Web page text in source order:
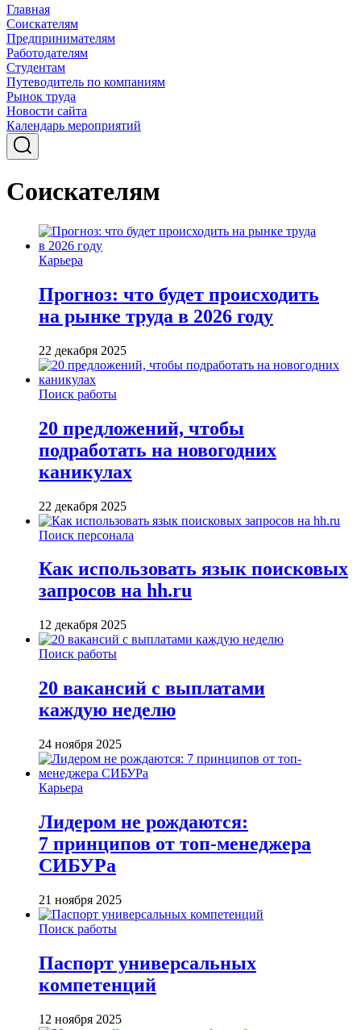
Главная
Соискателям
Предпринимателям
Работодателям
Студентам
Путеводитель по компаниям
Рынок труда
Новости сайта
Календарь мероприятий
Соискателям
Карьера
Прогноз: что будет происходить
на рынке труда в 2026 году
22 декабря 2025
Поиск работы
20 предложений, чтобы
подработать на новогодних
каникулах
22 декабря 2025
Поиск персонала
Как использовать язык поисковых
запросов на hh.ru
12 декабря 2025
Поиск работы
20 вакансий с выплатами
каждую неделю
24 ноября 2025
Карьера
Лидером не рождаются:
7 принципов от топ-менеджера
СИБУРа
21 ноября 2025
Поиск работы
Паспорт универсальных
компетенций
12 ноября 2025